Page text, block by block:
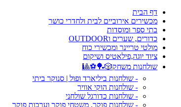
דף הבית
מכשירים אירוביים לבית ולחדרי כושר
בתי ספר ומוסדות
כדורים, שערים וOUTDOOR
מולטי טריינר ומכשירי כוח
ציוד יוגה,פילאטיס ושיקום
שולחנות משחק🎲🏓⚽🎱
- שולחנות ביליארד ופול | סנוקר ביתי
- שולחנות הוקי אוויר
- שולחנות כדורגל שולחני
- שולחנות פוקר, משטחי פוקר וערכות פוקר